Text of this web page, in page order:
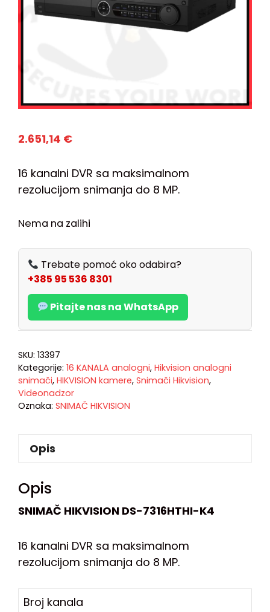
2.651,14 €
16 kanalni DVR sa maksimalnom
rezolucijom snimanja do 8 MP.
Nema na zalihi
Trebate pomoć oko odabira?
+385 95 536 8301
Pitajte nas na WhatsApp
SKU: 13397
Kategorije: 16 KANALA analogni, Hikvision analogni
snimači, HIKVISION kamere, Snimači Hikvision,
Videonadzor
Oznaka: SNIMAČ HIKVISION
Opis
Opis
SNIMAČ HIKVISION DS-7316HTHI-K4
16 kanalni DVR sa maksimalnom
rezolucijom snimanja do 8 MP.
Broj kanala